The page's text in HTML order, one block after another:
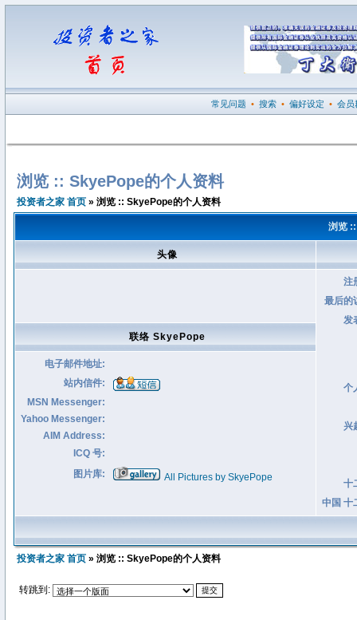
常见问题 • 搜索 • 偏好设定 • 会员
浏览 :: SkyePope的个人资料
投资者之家 首页 » 浏览 :: SkyePope的个人资料
浏览
头像
注
最后的
发
个
兴
十
中国 十
联络 SkyePope
电子邮件地址:
站内信件:
MSN Messenger:
Yahoo Messenger:
AIM Address:
ICQ 号:
图片库:
All Pictures by SkyePope
投资者之家 首页 » 浏览 :: SkyePope的个人资料
转跳到: